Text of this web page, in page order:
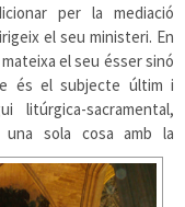
per la mediació
el seu ministeri. En
el seu ésser sinó
és el subjecte últim i
sacramental,
una sola cosa amb la